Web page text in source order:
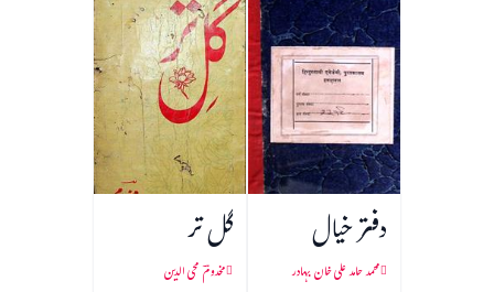
دفتر خیال
محمد حامد علی خان بہادر
گل تر
مخدومؔ محی الدین